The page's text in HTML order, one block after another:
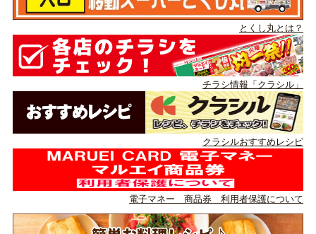
とくし丸とは？
チラシ情報「クラシル」
クラシルおすすめレシピ
電子マネー 商品券 利用者保護について